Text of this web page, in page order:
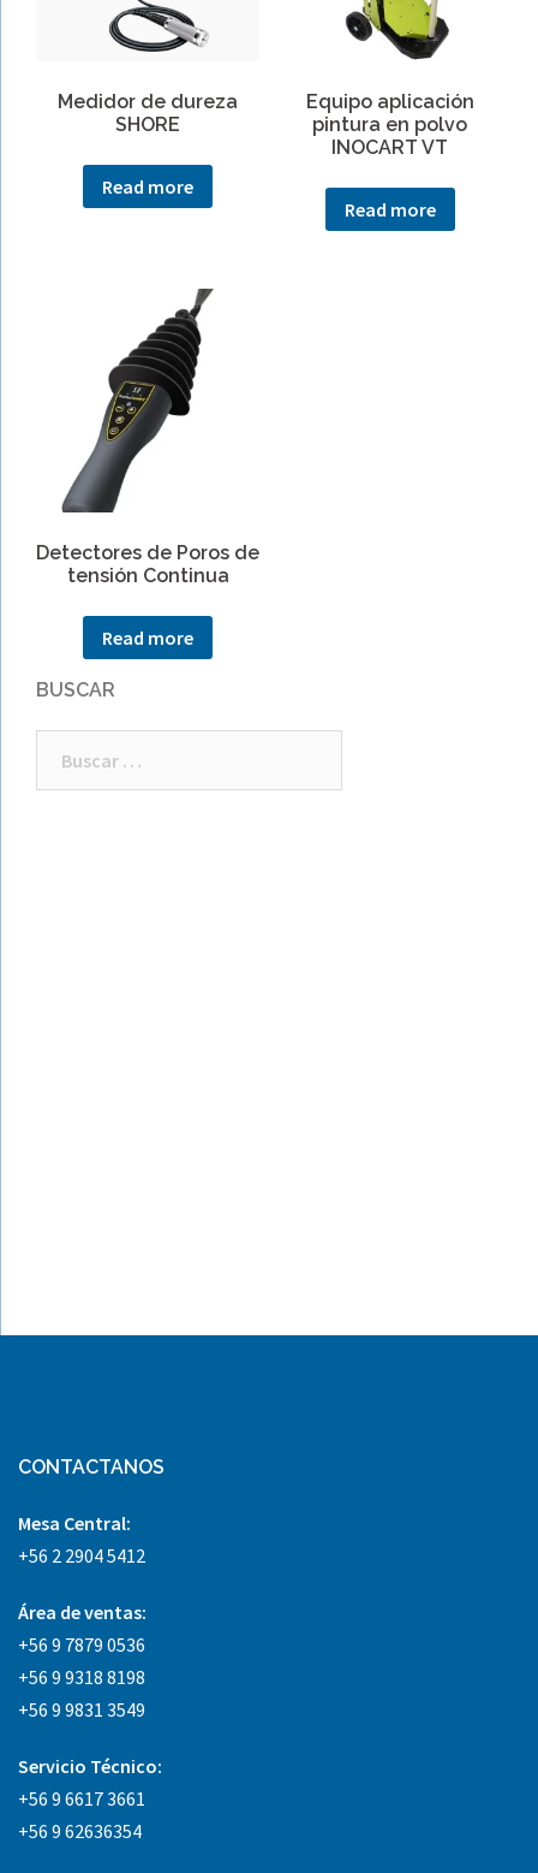
Medidor de dureza
SHORE
Read more
Equipo aplicación
pintura en polvo
INOCART VT
Read more
Detectores de Poros de
tensión Continua
Read more
BUSCAR
CONTACTANOS
Mesa Central:
+56 2 2904 5412
Área de ventas:
+56 9 7879 0536
+56 9 9318 8198
+56 9 9831 3549
Servicio Técnico:
+56 9 6617 3661
+56 9 62636354